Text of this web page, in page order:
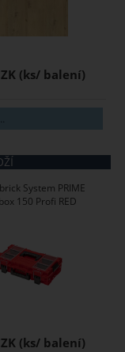
System PRIME
150 Profi RED